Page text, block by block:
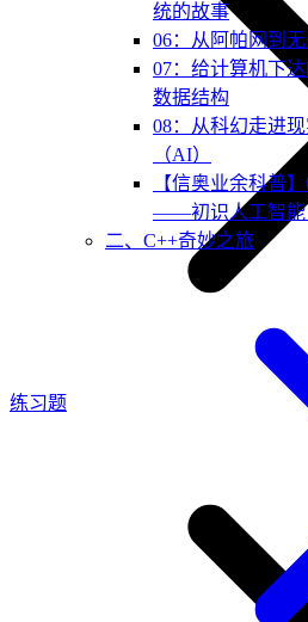
统的故事
06：从阿帕网到
07：给计算机下
数据结构
08：从科幻走进
（AI）
【信奥业余科普
——初识人工智能
二、C++奇妙之旅
练习题